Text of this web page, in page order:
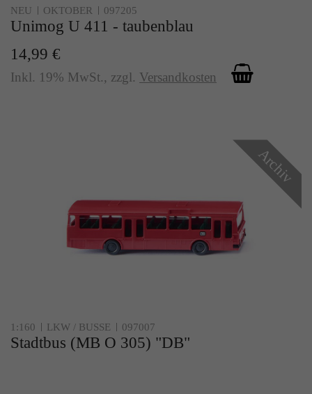
NEU OKTOBER 097205
Unimog U 411 - taubenblau
14,99 €
Inkl. 19% MwSt., zzgl. Versandkosten
Archiv
1:160 LKW / BUSSE 097007
Stadtbus (MB O 305) "DB"